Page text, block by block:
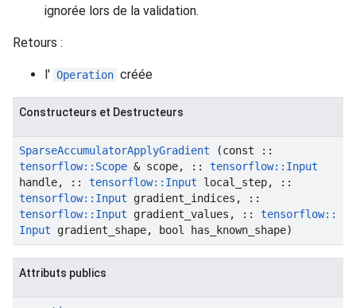
ignorée lors de la validation.
Retours :
l' Operation créée
Constructeurs et Destructeurs
SparseAccumulatorApplyGradient (const
::
tensorflow:: Scope & scope, :: tensorflow:: Input
handle, :: tensorflow:: Input local step,
::
tensorflow:: Input gradient indices ,
::
tensorflow:: Input gradient values , :: tensorflow::
Input gradient shape, bool has known shape)
Attributs publics